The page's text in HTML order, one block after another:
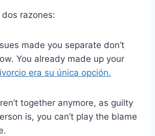
dos razones:
made you separate don’t
You already made up your
era su única opción.
together anymore, as guilty
is, you can’t play the blame